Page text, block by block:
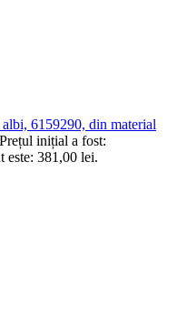
6159290, din material
Prețul inițial a fost:
este: 381,00 lei.